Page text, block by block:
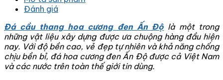
Đánh giá
Đá cầu thang hoa cương đen Ấn Độ là một trong
những vật liệu xây dựng được ưa chuộng hàng đầu hiện
nay. Với độ bền cao, vẻ đẹp tự nhiên và khả năng chống
chịu bền bỉ, đá hoa cương đen Ấn Độ được cả Việt Nam
và các nước trên toàn thế giới tin dùng.